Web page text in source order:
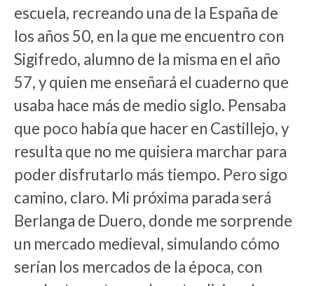
escuela, recreando una de la España de
los años 50, en la que me encuentro con
Sigifredo, alumno de la misma en el año
57, y quien me enseñará el cuaderno que
usaba hace más de medio siglo. Pensaba
que poco había que hacer en Castillejo, y
resulta que no me quisiera marchar para
poder disfrutarlo más tiempo. Pero sigo
camino, claro. Mi próxima parada será
Berlanga de Duero, donde me sorprende
un mercado medieval, simulando cómo
serían los mercados de la época, con